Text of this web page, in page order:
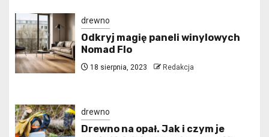
drewno
Odkryj magię paneli winylowych
Nomad Flo
18 sierpnia, 2023 Redakcja
drewno
Drewno na opał. Jak i czym je